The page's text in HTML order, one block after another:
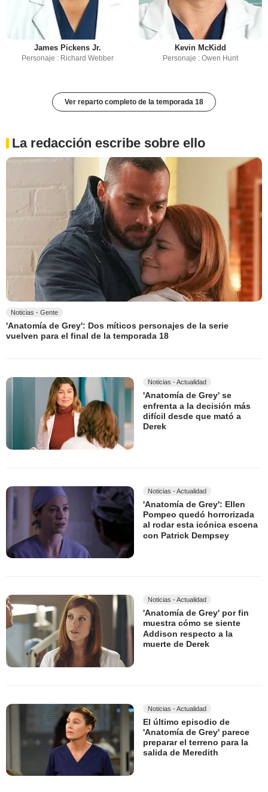
James Pickens Jr.
Personaje : Richard Webber
Kevin McKidd
Personaje : Owen Hunt
Ver reparto completo de la temporada 18
La redacción escribe sobre ello
Noticias - Gente
'Anatomía de Grey': Dos míticos personajes de la serie
vuelven para el final de la temporada 18
Noticias - Actualidad
'Anatomía de Grey' se
enfrenta a la decisión más
difícil desde que mató a
Derek
Noticias - Actualidad
'Anatomía de Grey': Ellen
Pompeo quedó horrorizada
al rodar esta icónica escena
con Patrick Dempsey
Noticias - Actualidad
'Anatomía de Grey' por fin
muestra cómo se siente
Addison respecto a la
muerte de Derek
Noticias - Actualidad
El último episodio de
'Anatomía de Grey' parece
preparar el terreno para la
salida de Meredith